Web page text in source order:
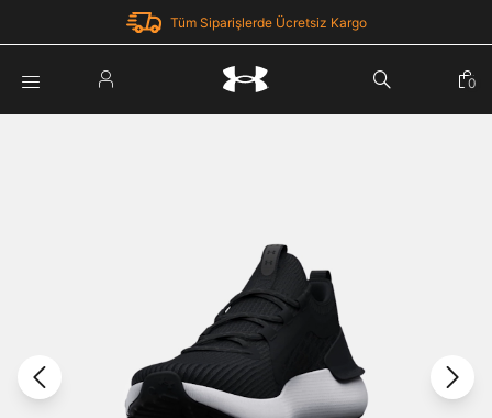
Tüm Siparişlerde Ücretsiz Kargo
Giriş Yap
0
Parola Yenileme
Parolayı Yenile
Giriş Sayfasına Dön
Zaten hesabın var mı? Giriş yap